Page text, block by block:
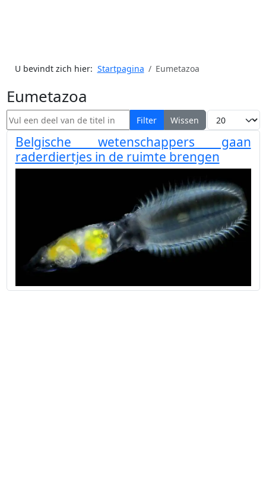
U bevindt zich hier: Startpagina Eumetazoa
Eumetazoa
Vul een deel van de titel in Filter Wissen Toon #
Belgische wetenschappers gaan
raderdiertjes in de ruimte brengen